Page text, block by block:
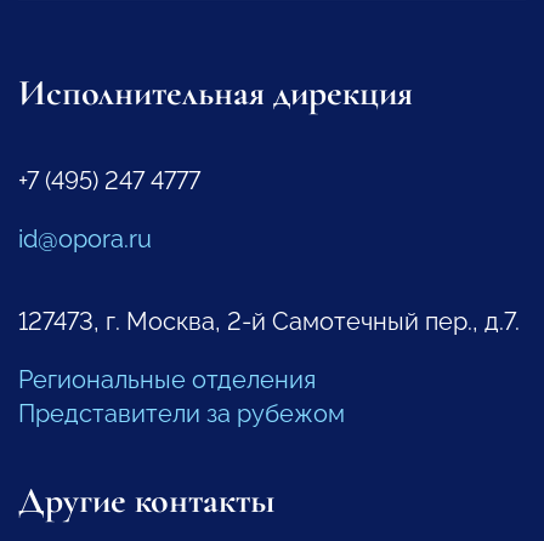
Исполнительная дирекция
+7 (495) 247 4777
id@opora.ru
127473, г. Москва, 2-й Самотечный пер., д.7.
Региональные отделения
Представители за рубежом
Другие контакты